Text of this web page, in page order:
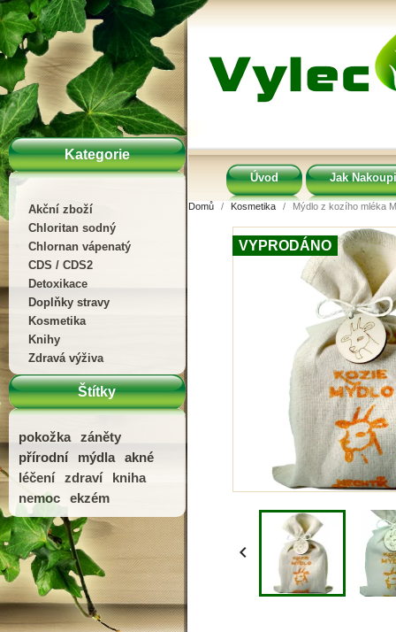
Kategorie
Akční zboží
Chloritan sodný
Chlornan vápenatý
CDS / CDS2
Detoxikace
Doplňky stravy
Kosmetika
Knihy
Zdravá výživa
Štítky
pokožka
záněty
přírodní
mýdla
akné
léčení
zdraví
kniha
nemoc
ekzém
Úvod Jak
Domů Kosmetika Mýdlo z kozího mléka
VYPRODÁNO
